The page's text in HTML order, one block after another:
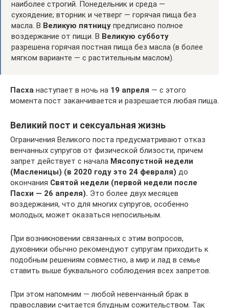
наиболее строгий. Понедельник и среда —
сухоядение; вторник и четверг — горячая пища без
масла. В Великую пятницу предписано полное
воздержание от пищи. В Великую субботу
разрешена горячая постная пища без масла (в более
мягком варианте — с растительным маслом).
Пасха наступает в ночь на 19 апреля — с этого
момента пост заканчивается и разрешается любая пища.
Великий пост и сексуальная жизнь
Ограничения Великого поста предусматривают отказ
венчанных супругов от физической близости, причем
запрет действует с начала Мясопустной недели
(Масленицы) (в 2020 году это 24 февраля) до
окончания Святой недели (первой недели после
Пасхи — 26 апреля). Это более двух месяцев
воздержания, что для многих супругов, особенно
молодых, может оказаться непосильным.
При возникновении связанных с этим вопросов,
духовники обычно рекомендуют супругам приходить к
подобным решениям совместно, а мир и лад в семье
ставить выше буквального соблюдения всех запретов.
При этом напомним — любой невенчанный брак в
православии считается блудным сожительством. Так